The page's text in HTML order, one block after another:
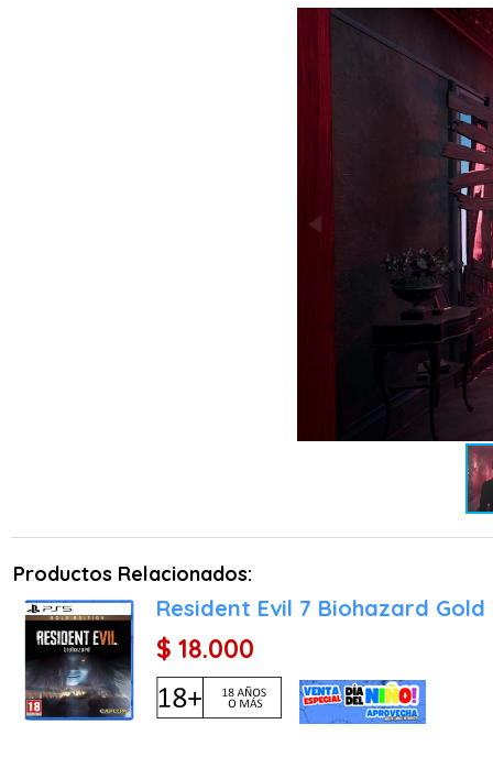
dos veces para obtener
Un homenaje a los
Redescubre la esencia
estableció el género
experiencia
generación. Un juego
combate desesperado.
Una historia que desafía
Imaginada por Mikael
“Amnesia”, la
maldad y abandono. Si
que desafían todo lo
Productos Relacionados:
Resident Evil 7 Biohazard
$ 18.000